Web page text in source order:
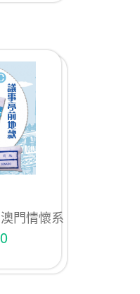
門情懷系
地款」